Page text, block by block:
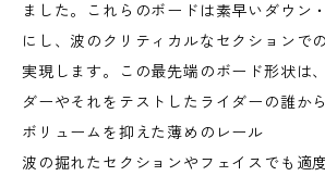
ました。これらのボードは素早いダウン
にし、波のクリティカルなセクションで
実現します。この最先端のボード形状は
ダーやそれをテストしたライダーの誰か
ボリュームを抑えた薄めのレール
波の掘れたセクションやフェイスでも適